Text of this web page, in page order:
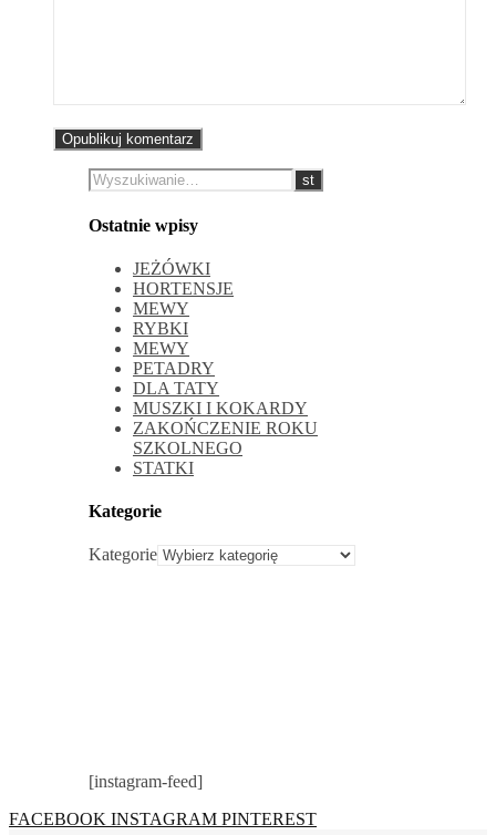
Ostatnie wpisy
JEŻÓWKI
HORTENSJE
MEWY
RYBKI
MEWY
PETADRY
DLA TATY
MUSZKI I KOKARDY
ZAKOŃCZENIE ROKU
SZKOLNEGO
STATKI
Kategorie
Kategorie
[instagram-feed]
FACEBOOK INSTAGRAM PINTEREST